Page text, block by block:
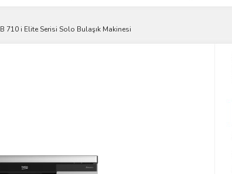
B 710 i Elite Serisi Solo Bulaşık Makinesi